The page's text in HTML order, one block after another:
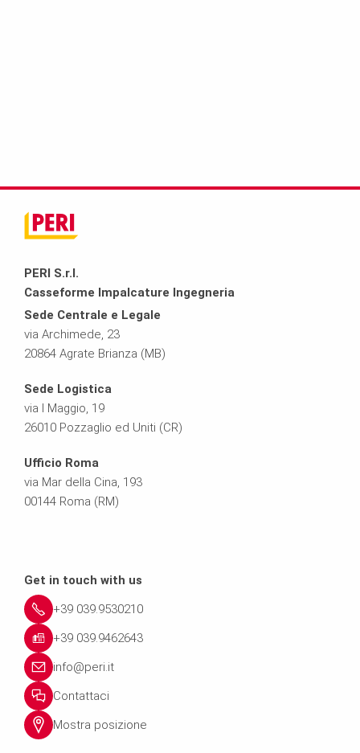
PERI S.r.l.
Casseforme Impalcature Ingegneria
Sede Centrale e Legale
via Archimede, 23
20864 Agrate Brianza (MB)
Sede Logistica
via I Maggio, 19
26010 Pozzaglio ed Uniti (CR)
Ufficio Roma
via Mar della Cina, 193
00144 Roma (RM)
Get in touch with us
+39 039.9530210
+39 039.9462643
info@peri.it
Contattaci
Mostra posizione